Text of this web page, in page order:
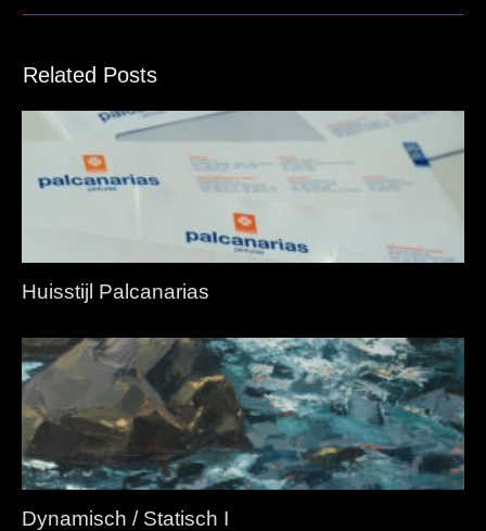
Related Posts
Huisstijl Palcanarias
Dynamisch / Statisch I